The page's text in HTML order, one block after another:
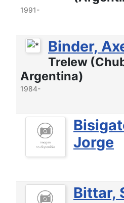
1991-
Binder,
Trelew
Argentina)
1984-
Jorge
Bittar,